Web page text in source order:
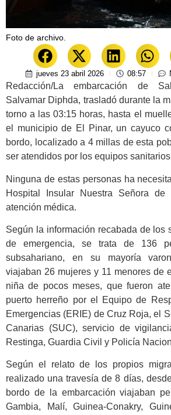
Foto de archivo.
jueves 23 abril 2026 08:57
Redacción/La embarcación de
Salvamar Diphda, trasladó durante la
torno a las 03:15 horas, hasta el
el municipio de El Pinar, un cayuco
bordo, localizado a 4 millas de esta
ser atendidos por los equipos
Ninguna de estas personas ha
Hospital Insular Nuestra Señora
atención médica.
Según la información recabada de los
de emergencia, se trata de 136
subsahariano, en su mayoría
viajaban 26 mujeres y 11 menores de
niña de pocos meses, que fueron
puerto herreño por el Equipo de
Emergencias (ERIE) de Cruz Roja, el
Canarias (SUC), servicio de
Restinga, Guardia Civil y Policía
Según el relato de los propios
realizado una travesía de 8 días,
bordo de la embarcación viajaban
Gambia, Malí, Guinea-Conakry,